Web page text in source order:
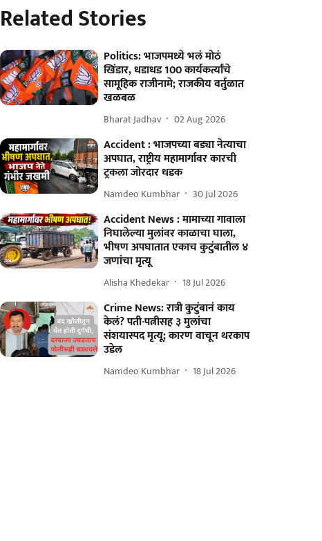
Related Stories
Politics: भाजपमध्ये भलं मोठं
खिंडार, धडाधड 100 कार्यकर्त्यांचे
सामूहिक राजीनामे; राजकीय वर्तुळात
खळबळ
Bharat Jadhav 02 Aug 2026
Accident : भाजपच्या बड्या नेत्याचा
अपघात, राष्ट्रीय महामार्गावर कारची
ट्रकला जोरदार धडक
Namdeo Kumbhar 30 Jul 2026
Accident News : मामाच्या गावाला
निघालेल्या मुलांवर काळाचा घाला,
भीषण अपघातात एकाच कुटुंबातील ४
जणांचा मृत्यू
Alisha Khedekar 18 Jul 2026
Crime News: रात्री कुटुंबानं काय
केलं? पती-पत्नीसह ३ मुलांचा
संशयास्पद मृत्यू; कारण वाचून थरकाप
उडेल
Namdeo Kumbhar 18 Jul 2026